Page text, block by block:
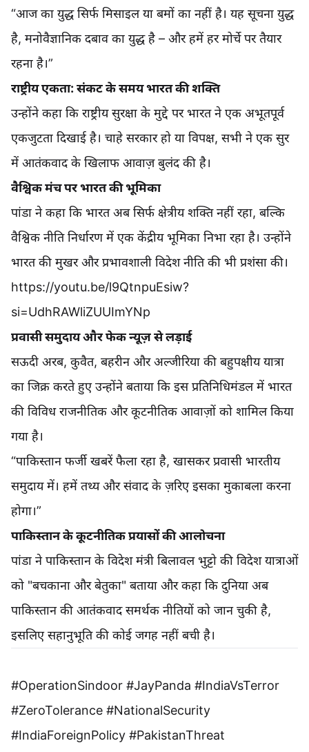
“आज का युद्ध सिर्फ मिसाइल या बमों का नहीं है। यह सूचना युद्ध
है, मनोवैज्ञानिक दबाव का युद्ध है – और हमें हर मोर्चे पर तैयार
रहना है।”
राष्ट्रीय एकता: संकट के समय भारत की शक्ति
उन्होंने कहा कि राष्ट्रीय सुरक्षा के मुद्दे पर भारत ने एक अभूतपूर्व
एकजुटता दिखाई है। चाहे सरकार हो या विपक्ष, सभी ने एक सुर
में आतंकवाद के खिलाफ आवाज़ बुलंद की है।
वैश्विक मंच पर भारत की भूमिका
पांडा ने कहा कि भारत अब सिर्फ क्षेत्रीय शक्ति नहीं रहा, बल्कि
वैश्विक नीति निर्धारण में एक केंद्रीय भूमिका निभा रहा है। उन्होंने
भारत की मुखर और प्रभावशाली विदेश नीति की भी प्रशंसा की।
https://youtu.be/l9QtnpuEsiw?
si=UdhRAWliZUUImYNp
प्रवासी समुदाय और फेक न्यूज़ से लड़ाई
सऊदी अरब, कुवैत, बहरीन और अल्जीरिया की बहुपक्षीय यात्रा
का जिक्र करते हुए उन्होंने बताया कि इस प्रतिनिधिमंडल में भारत
की विविध राजनीतिक और कूटनीतिक आवाज़ों को शामिल किया
गया है।
“पाकिस्तान फर्जी खबरें फैला रहा है, खासकर प्रवासी भारतीय
समुदाय में। हमें तथ्य और संवाद के ज़रिए इसका मुकाबला करना
होगा।”
पाकिस्तान के कूटनीतिक प्रयासों की आलोचना
पांडा ने पाकिस्तान के विदेश मंत्री बिलावल भुट्टो की विदेश यात्राओं
को "बचकाना और बेतुका" बताया और कहा कि दुनिया अब
पाकिस्तान की आतंकवाद समर्थक नीतियों को जान चुकी है,
इसलिए सहानुभूति की कोई जगह नहीं बची है।
#OperationSindoor #JayPanda #IndiaVsTerror
#ZeroTolerance #NationalSecurity
#IndiaForeignPolicy #PakistanThreat